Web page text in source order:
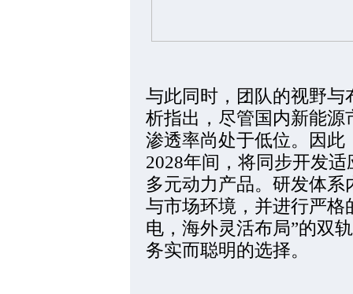
与此同时，团队的视野与
析指出，尽管国内新能
渗透率尚处于低位。因此
2028年间，将同步开发
多元动力产品。研发体
与市场环境，并进行严格
电，海外灵活布局”的双
务实而聪明的选择。